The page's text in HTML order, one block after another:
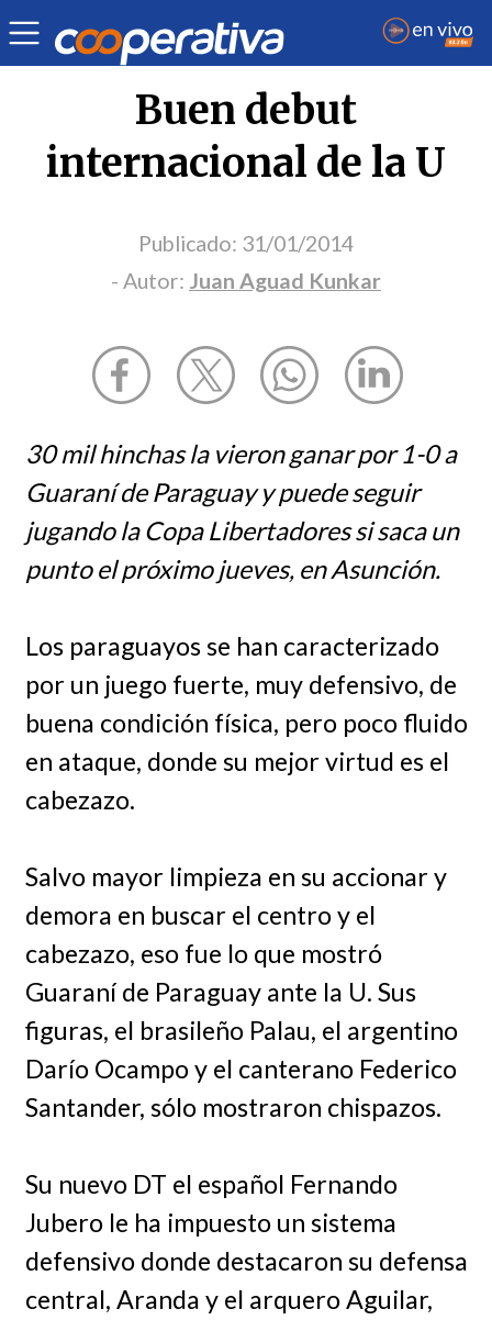
Opinión | Juan Aguad Kunkar
Buen debut
internacional de la U
Publicado: 31/01/2014
- Autor: Juan Aguad Kunkar
30 mil hinchas la vieron ganar por 1-0 a
Guaraní de Paraguay y puede seguir
jugando la Copa Libertadores si saca un
punto el próximo jueves, en Asunción.
Los paraguayos se han caracterizado
por un juego fuerte, muy defensivo, de
buena condición física, pero poco fluido
en ataque, donde su mejor virtud es el
cabezazo.
Salvo mayor limpieza en su accionar y
demora en buscar el centro y el
cabezazo, eso fue lo que mostró
Guaraní de Paraguay ante la U. Sus
figuras, el brasileño Palau, el argentino
Darío Ocampo y el canterano Federico
Santander, sólo mostraron chispazos.
Su nuevo DT el español Fernando
Jubero le ha impuesto un sistema
defensivo donde destacaron su defensa
central, Aranda y el arquero Aguilar,